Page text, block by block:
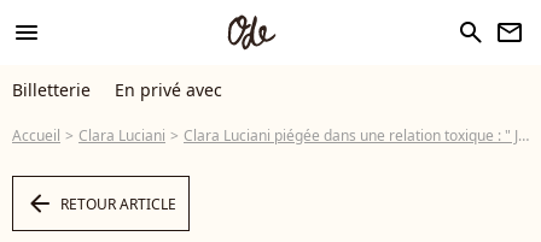
menu search newsletter
Billetterie En privé avec
Accueil Clara Luciani Clara Luciani piégée dans une relation toxique : " J'étais avec quelqu'un de très nocif..."
arrow_left RETOUR ARTICLE